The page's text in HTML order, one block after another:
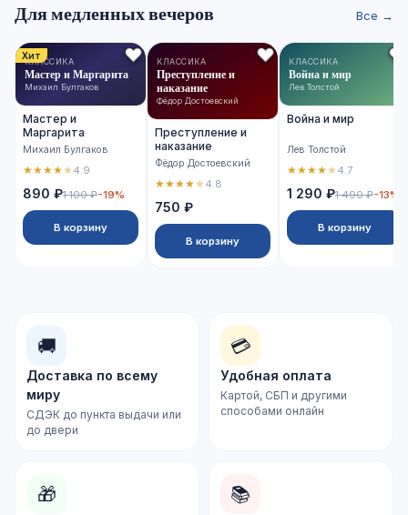
Для медленных вечеров Все →
Хит
КЛАССИКА
Мастер и Маргарита
Михаил Булгаков
Мастер и
Маргарита
Михаил Булгаков
★★★★★4.9
890 ₽1 100 ₽-19%
В корзину
КЛАССИКА
Преступление и
наказание
Фёдор Достоевский
Преступление и
наказание
Фёдор Достоевский
★★★★★4.8
750 ₽
В корзину
КЛАССИКА
Война и мир
Лев Толстой
Война и мир
Лев Толстой
★★★★★4.7
1 290 ₽1 490 ₽-13%
В корзину
🚚
Доставка по всему
миру
СДЭК до пункта выдачи или
до двери
💳
Удобная оплата
Картой, СБП и другими
способами онлайн
🎁 📚